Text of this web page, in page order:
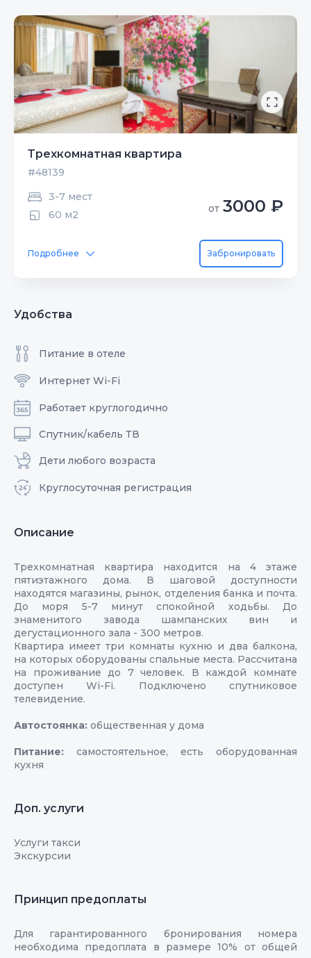
Трехкомнатная квартира
#48139
3-7 мест
60 м2
от 3000 ₽
Подробнее Забронировать
Удобства
Питание в отеле
Интернет Wi-Fi
Работает круглогодично
Спутник/кабель ТВ
Дети любого возраста
Круглосуточная регистрация
Описание
Трехкомнатная квартира находится на 4 этаже
пятиэтажного дома. В шаговой доступности
находятся магазины, рынок, отделения банка и почта.
До моря 5-7 минут спокойной ходьбы. До
знаменитого завода шампанских вин и
дегустационного зала - 300 метров.
Квартира имеет три комнаты кухню и два балкона,
на которых оборудованы спальные места. Рассчитана
на проживание до 7 человек. В каждой комнате
доступен Wi-Fi. Подключено спутниковое
телевидение.
Автостоянка: общественная у дома
Питание: самостоятельное, есть оборудованная
кухня
Доп. услуги
Услуги такси
Экскурсии
Принцип предоплаты
Для гарантированного бронирования номера
необходима предоплата в размере 10% от общей